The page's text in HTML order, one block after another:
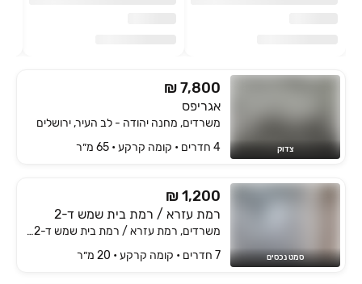
צדוק
₪ 7,800
אגריפס
משרדים, מחנה יהודה - לב העיר, ירושלים
4 חדרים • קומה ‎קרקע‏ • 65 מ״ר
סמט נכסים
₪ 1,200
רמת עזרא / רמת בית שמש ד-2
משרדים, רמת עזרא / רמת בית שמש ד-2, בית שמש
7 חדרים • קומה ‎קרקע‏ • 20 מ״ר